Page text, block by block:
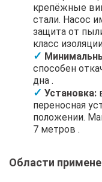
крепёжные
стали. Насос
защита от
класс
способен
дна .
Установка:
переносная
положении.
7 метров .
Области